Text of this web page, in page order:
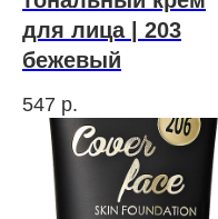
для лица | 203
бежевый
547 р.